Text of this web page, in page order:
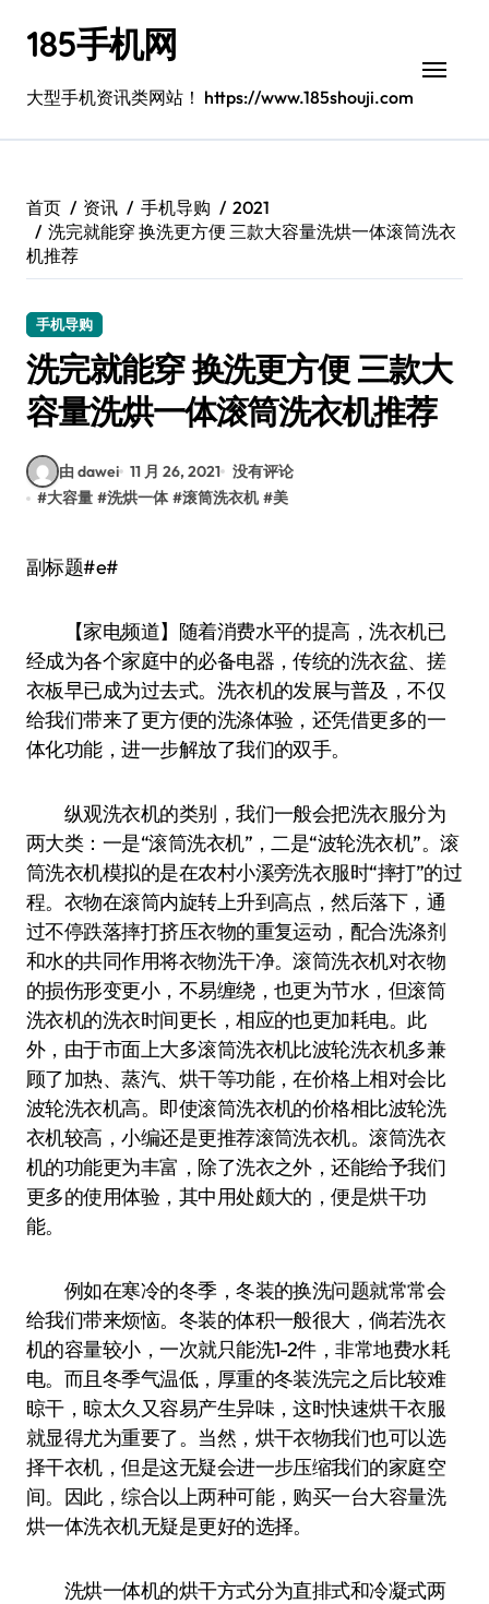
185手机网
大型手机资讯类网站！ https://www.185shouji.com
首页 资讯 手机导购
2021
洗完就能穿 换洗更方便 三款大容量洗烘一体滚筒洗衣
机推荐
手机导购
洗完就能穿 换洗更方便 三款大
容量洗烘一体滚筒洗衣机推荐
由 dawei 11 月 26, 2021 没有评论
#大容量 #洗烘一体 #滚筒洗衣机 #美
副标题#e#
【家电频道】随着消费水平的提高，洗衣机已
经成为各个家庭中的必备电器，传统的洗衣盆、搓
衣板早已成为过去式。洗衣机的发展与普及，不仅
给我们带来了更方便的洗涤体验，还凭借更多的一
体化功能，进一步解放了我们的双手。
纵观洗衣机的类别，我们一般会把洗衣服分为
两大类：一是“滚筒洗衣机”，二是“波轮洗衣机”。滚
筒洗衣机模拟的是在农村小溪旁洗衣服时“摔打”的过
程。衣物在滚筒内旋转上升到高点，然后落下，通
过不停跌落摔打挤压衣物的重复运动，配合洗涤剂
和水的共同作用将衣物洗干净。滚筒洗衣机对衣物
的损伤形变更小，不易缠绕，也更为节水，但滚筒
洗衣机的洗衣时间更长，相应的也更加耗电。此
外，由于市面上大多滚筒洗衣机比波轮洗衣机多兼
顾了加热、蒸汽、烘干等功能，在价格上相对会比
波轮洗衣机高。即使滚筒洗衣机的价格相比波轮洗
衣机较高，小编还是更推荐滚筒洗衣机。滚筒洗衣
机的功能更为丰富，除了洗衣之外，还能给予我们
更多的使用体验，其中用处颇大的，便是烘干功
能。
例如在寒冷的冬季，冬装的换洗问题就常常会
给我们带来烦恼。冬装的体积一般很大，倘若洗衣
机的容量较小，一次就只能洗1-2件，非常地费水耗
电。而且冬季气温低，厚重的冬装洗完之后比较难
晾干，晾太久又容易产生异味，这时快速烘干衣服
就显得尤为重要了。当然，烘干衣物我们也可以选
择干衣机，但是这无疑会进一步压缩我们的家庭空
间。因此，综合以上两种可能，购买一台大容量洗
烘一体洗衣机无疑是更好的选择。
洗烘一体机的烘干方式分为直排式和冷凝式两